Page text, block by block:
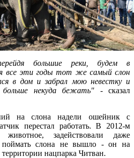
большие реки, будем в
все эти годы тот же самый слон
в дом и забрал мою невестку и
больше некуда бежать" - сказал
на слона надели ошейник с
перестал работать. В 2012-м
задействовали даже
слона не вышло - он на
территории нацпарка Читван.